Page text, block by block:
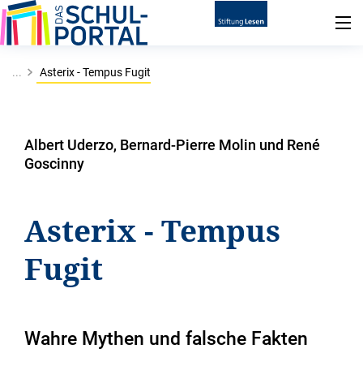
... Asterix - Tempus Fugit
Albert Uderzo, Bernard-Pierre Molin und René
Goscinny
Asterix - Tempus
Fugit
Wahre Mythen und falsche Fakten